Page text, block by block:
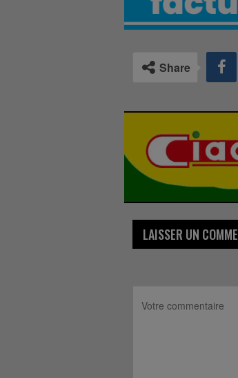
Share
LAISSER UN